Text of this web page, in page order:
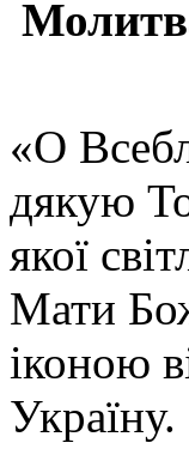
«О
дякую
якої
Мати
іконою
Україну.